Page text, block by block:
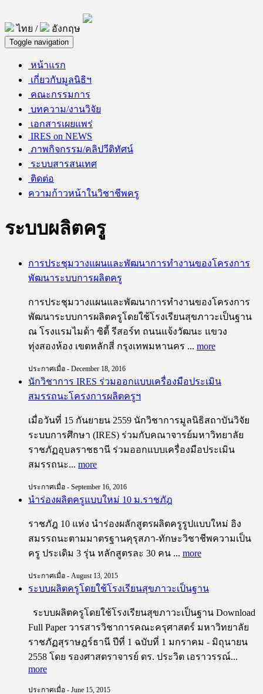
ไทย / อังกฤษ
Toggle navigation
หน้าแรก
เกี่ยวกับมูลนิธิฯ
คณะกรรมการ
บทความ/งานวิจัย
เอกสารเผยแพร่
IRES on NEWS
ภาพกิจกรรม/คลิปวีดิทัศน์
ระบบสารสนเทศ
ติดต่อ
ความก้าวหน้าในวิชาชีพครู
ระบบผลิตครู
การประชุมวางแผนและพัฒนาการทำงานของโครงการ
พัฒนาระบบการผลิตครู
การประชุมวางแผนและพัฒนาการทำงานของโครงการ
พัฒนาระบบการผลิตครูโดยใช้โรงเรียนสุขภาวะเป็นฐาน
ณ โรงแรมไมด้า ซิตี้ รีสอร์ท ถนนแจ้งวัฒนะ แขวง
ทุ่งสองห้อง เขตหลักสี่ กรุงเทพมหานคร ... more
ประกาศเมื่อ - December 18, 2016
นักวิชาการ IRES ร่วมออกแบบเครื่องมือประเมิน
สมรรถนะโครงการผลิตครูฯ
เมื่อวันที่ 15 กันยายน 2559 นักวิชาการมูลนิธิสถาบันวิจัย
ระบบการศึกษา (IRES) ร่วมกับคณาจารย์มหาวิทยาลัย
ราชภัฏอุบลราชธานี ร่วมออกแบบเครื่องมือประเมิน
สมรรถนะ... more
ประกาศเมื่อ - September 16, 2016
นำร่องผลิตครูแบบใหม่ 10 ม.ราชภัฎ
ราชภัฎ 10 แห่ง นำร่องผลักสูตรผลิตครูรูปแบบใหม่ อิง
สมรรถนะตามมาตรฐานคุรุสภา-ทักษะวิชาชีพความเป็น
ครู ประเดิม 3 รุ่น หลักสูตรละ 30 คน ... more
ประกาศเมื่อ - August 13, 2015
ระบบผลิตครูโดยใช้โรงเรียนสุขภาวะเป็นฐาน
ระบบผลิตครูโดยใช้โรงเรียนสุขภาวะเป็นฐาน Download
Full Paper วารสารวิชาการคณะครุศาสตร์ มหาวิทยาลัย
ราชภัฏสุราษฎร์ธานี ปีที่ 1 ฉบับที่ 1 มกราคม - มิถุนายน
2558 โดย รองศาสตราจารย์ ดร. ประวิต เอราวรรณ์...
more
ประกาศเมื่อ - June 15, 2015